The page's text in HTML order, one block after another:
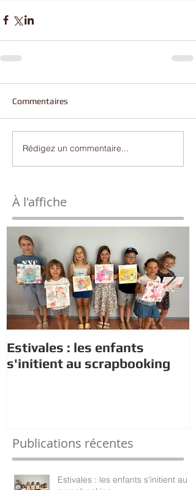
Commentaires
Rédigez un commentaire...
À l'affiche
Estivales : les enfants
s'initient au scrapbooking
Publications récentes
Estivales : les enfants s'initient au